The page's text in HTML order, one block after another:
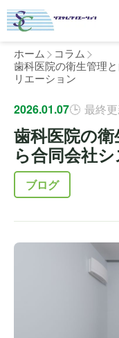
サービス紹介
料金
補助金
個人宅
マンション
ホテル
工場・倉庫
全国対応について
施工事例
お客様の声
完全ガイド
ホーム
コラム
歯科医院の衛生管理
リエーション
2026.01.07 最終
歯科医院の
ら合同会社
ブログ